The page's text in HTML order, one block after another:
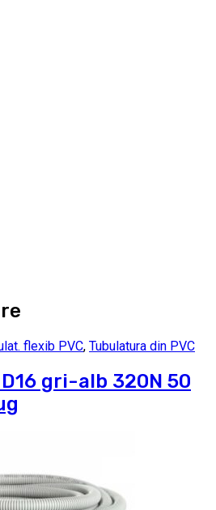
flexib PVC, Tubulatura din PVC
gri-alb 320N 50